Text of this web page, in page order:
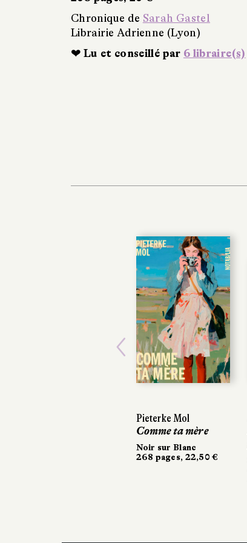
Chronique de Sarah Gastel
Librairie Adrienne (Lyon)
❤ Lu et conseillé par 6 libraire(s)
Pieterke Mol
Comme ta mère
Noir sur Blanc
268 pages, 22,50 €
Previous